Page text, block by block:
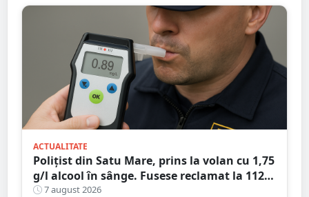
ACTUALITATE
Polițist din Satu Mare, prins la volan cu 1,75
g/l alcool în sânge. Fusese reclamat la 112
că circula pe contrasens
7 august 2026